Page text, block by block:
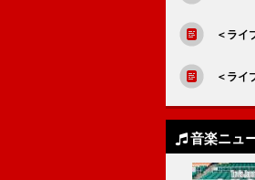
＜ライ
＜ライ
音楽ニュ